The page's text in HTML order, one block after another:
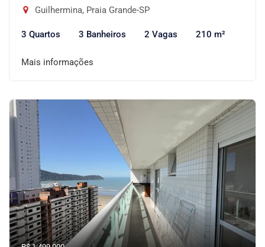
Guilhermina, Praia Grande-SP
3 Quartos 3 Banheiros 2 Vagas 210 m²
Mais informações